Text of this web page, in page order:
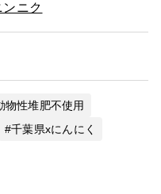
ニク
物性堆肥不使用
千葉県xにんにく